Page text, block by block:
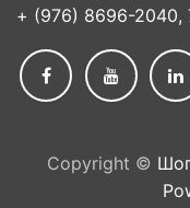
+ (976) 8696-2040,
Copyright ©